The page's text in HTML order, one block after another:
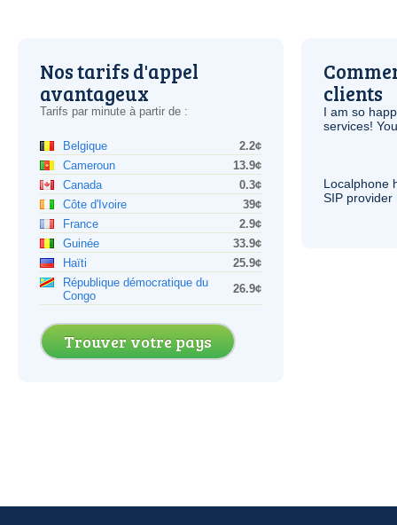
Nos tarifs d'appel
avantageux
Tarifs par minute à partir de :
Belgique
2.2¢
Cameroun
13.9¢
Canada
0.3¢
Côte d'Ivoire
39¢
France
2.9¢
Guinée
33.9¢
Haïti
25.9¢
République démocratique du
Congo
26.9¢
Trouver votre pays
clients
I am so
services!
Localphone
SIP provider